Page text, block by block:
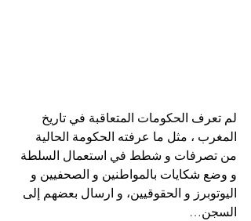
لم تعرف الحكومات المتعاقبة في تاريخ
المغرب ، مثل ما عرفته الحكومة الحالية
من تصرفات و شطط في استعمال السلطة
و وضع شكايات بالمواطنين و الصحفيين و
اليوتوبرز و الحقوقيين، و ارسال بعضهم إلى
السجن…